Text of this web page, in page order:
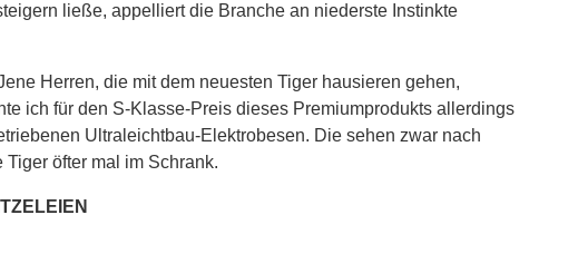
ließe, appelliert die Branche an niederste Instinkte
Herren, die mit dem neuesten Tiger hausieren gehen,
ich für den S-Klasse-Preis dieses Premiumprodukts allerdings
Ultraleichtbau-Elektrobesen. Die sehen zwar nach
öfter mal im Schrank.